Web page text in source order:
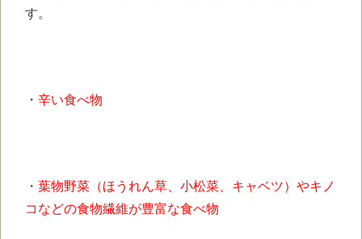
す。
・ 辛い食べ物
・ 葉物野菜（ほうれん草、小松菜、キャベツ）やキノ
コなどの食物繊維が豊富な食べ物